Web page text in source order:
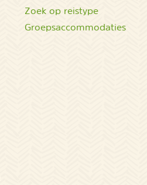
Zoek op reistype
Groepsaccommodaties